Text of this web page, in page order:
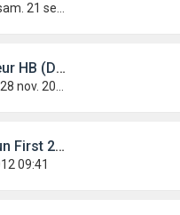
21 sept. 2013 13:50
(Davaï)
2009 09:41
22 ?
09:41